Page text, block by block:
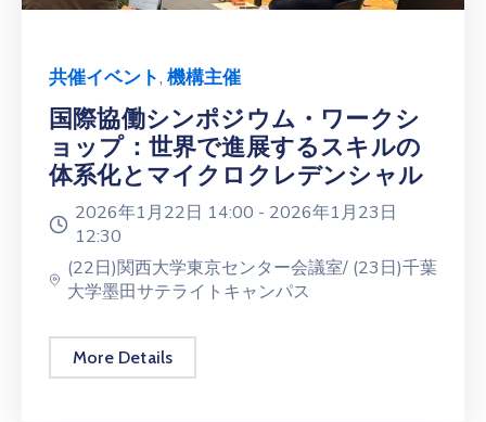
共催イベント, 機構主催
国際協働シンポジウム・ワークシ
ョップ：世界で進展するスキルの
体系化とマイクロクレデンシャル
2026年1月22日 14:00 - 2026年1月23日
12:30
(22日)関西大学東京センター会議室/ (23日)千葉
大学墨田サテライトキャンパス
More Details